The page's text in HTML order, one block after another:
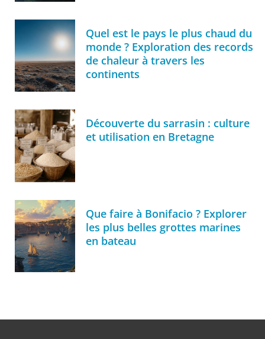
Quel est le pays le plus chaud du
monde ? Exploration des records
de chaleur à travers les
continents
Découverte du sarrasin : culture
et utilisation en Bretagne
Que faire à Bonifacio ? Explorer
les plus belles grottes marines
en bateau